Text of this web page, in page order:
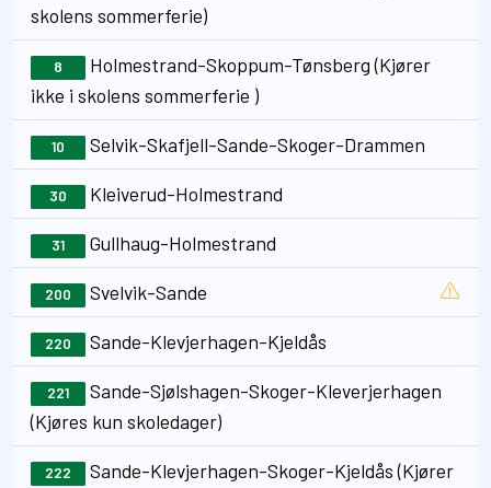
skolens sommerferie)
8
Holmestrand-Skoppum-Tønsberg (Kjører
ikke i skolens sommerferie )
10 Selvik-Skafjell-Sande-Skoger-Drammen
30 Kleiverud-Holmestrand
31 Gullhaug-Holmestrand
200 Svelvik-Sande
220 Sande-Klevjerhagen-Kjeldås
221
Sande-Sjølshagen-Skoger-Kleverjerhagen
(Kjøres kun skoledager)
222
Sande-Klevjerhagen-Skoger-Kjeldås (Kjører